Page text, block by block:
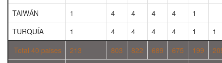
TAIWÁN
1 4 4 4 4
1
TURQUÍA
1 4 4 4 4 1
1
Total 40 paises
213 803 822 689 675 199